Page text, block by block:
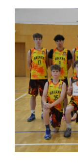
Slovenskí
prvú dvojicu
nadchádzajúce